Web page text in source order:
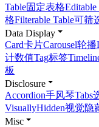
Table固定表格Editable
格Filterable Table可筛
Data Display
Card卡片Carousel轮播
计数值Tag标签
板
Disclosure
Accordion手风琴Tabs
VisuallyHidden视觉隐
Misc